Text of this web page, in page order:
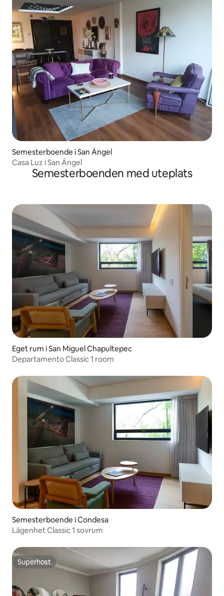
Semesterboende i San Ángel
Casa Luz i San Ángel
Semesterboenden med uteplats
Eget rum i San Miguel Chapultepec
Departamento Classic 1 room
Semesterboende i Condesa
Lägenhet Classic 1 sovrum
Superhost
Superhost